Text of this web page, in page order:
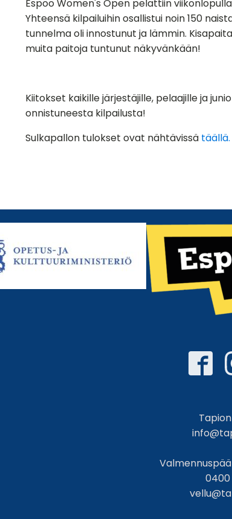
Espoo Women's Open pelattiin
Yhteensä kilpailuihin osallistui noin 150
tunnelma oli innostunut ja lämmin.
muita paitoja tuntunut näkyvänkään!
Kiitokset kaikille järjestäjille, pelaajille ja
onnistuneesta kilpailusta!
Sulkapallon tulokset ovat nähtävissä täällä.